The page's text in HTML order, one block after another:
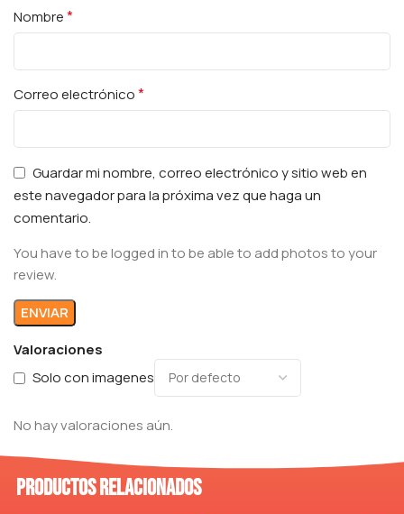
Valoraciones
Solo con imagenes
No hay valoraciones aún.
Nombre*
Correo electrónico*
Guardar mi nombre, correo electrónico y sitio web en
este navegador para la próxima vez que haga un
comentario.
You have to be logged in to be able to add photos to your
review.
Productos relacionados